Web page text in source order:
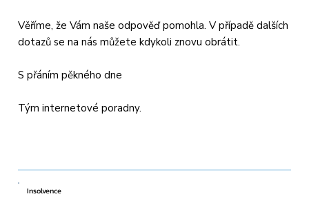
Věříme, že Vám naše odpověď pomohla. V případě dalších
dotazů se na nás můžete kdykoli znovu obrátit.
S přáním pěkného dne
Tým internetové poradny.
Insolvence